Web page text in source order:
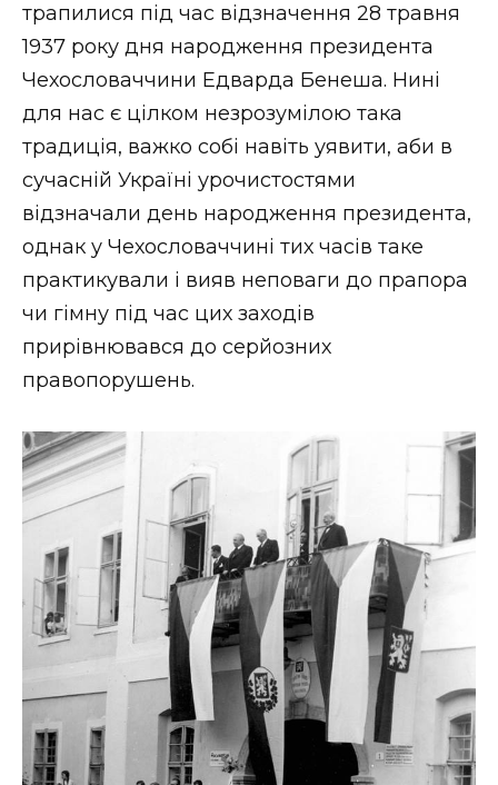
трапилися під час відзначення 28 травня
1937 року дня народження президента
Чехословаччини Едварда Бенеша. Нині
для нас є цілком незрозумілою така
традиція, важко собі навіть уявити, аби в
сучасній Україні урочистостями
відзначали день народження президента,
однак у Чехословаччині тих часів таке
практикували і вияв неповаги до прапора
чи гімну під час цих заходів
прирівнювався до серйозних
правопорушень.